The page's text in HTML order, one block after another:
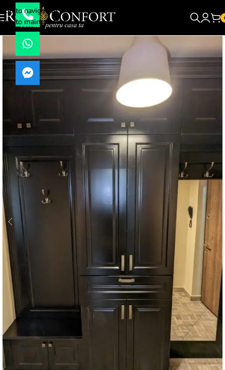
Skip to navigation
Skip to main content